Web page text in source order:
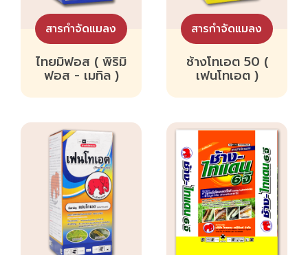
สารกำจัดแมลง
ไทยมิฟอส ( พิริมิ
ฟอส - เมทิล )
สารกำจัดแมลง
ช้างโทเอต 50 (
เฟนโทเอต )